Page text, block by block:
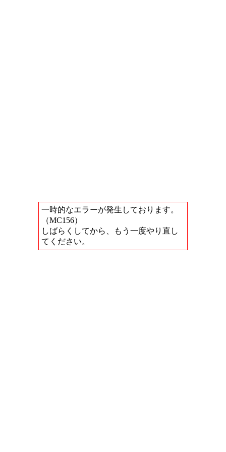
一時的なエラーが発生しております。
（MC156）
しばらくしてから、もう一度やり直し
てください。